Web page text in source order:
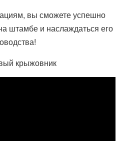
вы сможете успешно
штамбе и наслаждаться его
крыжовник